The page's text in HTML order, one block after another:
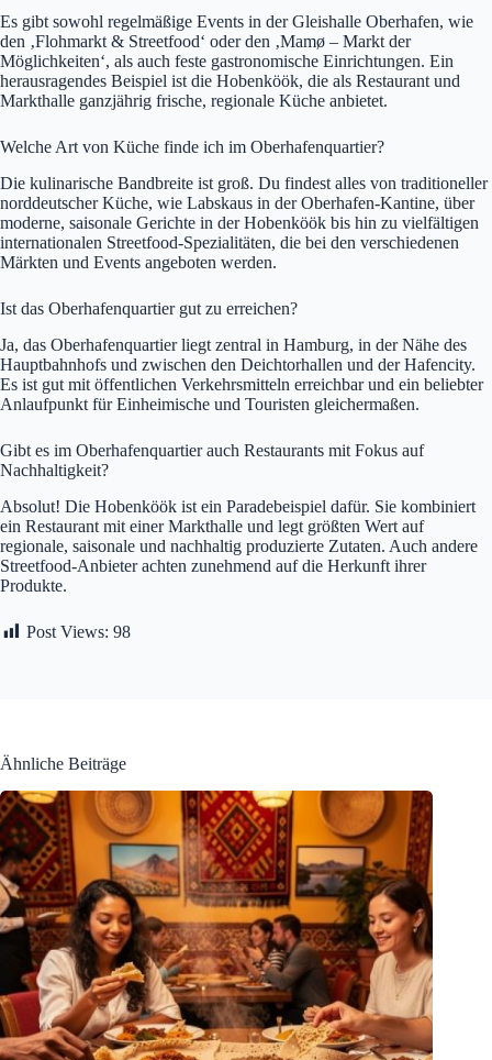
Es gibt sowohl regelmäßige Events in der Gleishalle Oberhafen, wie
den ‚Flohmarkt & Streetfood‘ oder den ‚Mamø – Markt der
Möglichkeiten‘, als auch feste gastronomische Einrichtungen. Ein
herausragendes Beispiel ist die Hobenköök, die als Restaurant und
Markthalle ganzjährig frische, regionale Küche anbietet.
Welche Art von Küche finde ich im Oberhafenquartier?
Die kulinarische Bandbreite ist groß. Du findest alles von traditioneller
norddeutscher Küche, wie Labskaus in der Oberhafen-Kantine, über
moderne, saisonale Gerichte in der Hobenköök bis hin zu vielfältigen
internationalen Streetfood-Spezialitäten, die bei den verschiedenen
Märkten und Events angeboten werden.
Ist das Oberhafenquartier gut zu erreichen?
Ja, das Oberhafenquartier liegt zentral in Hamburg, in der Nähe des
Hauptbahnhofs und zwischen den Deichtorhallen und der Hafencity.
Es ist gut mit öffentlichen Verkehrsmitteln erreichbar und ein beliebter
Anlaufpunkt für Einheimische und Touristen gleichermaßen.
Gibt es im Oberhafenquartier auch Restaurants mit Fokus auf
Nachhaltigkeit?
Absolut! Die Hobenköök ist ein Paradebeispiel dafür. Sie kombiniert
ein Restaurant mit einer Markthalle und legt größten Wert auf
regionale, saisonale und nachhaltig produzierte Zutaten. Auch andere
Streetfood-Anbieter achten zunehmend auf die Herkunft ihrer
Produkte.
Post Views: 98
Ähnliche Beiträge